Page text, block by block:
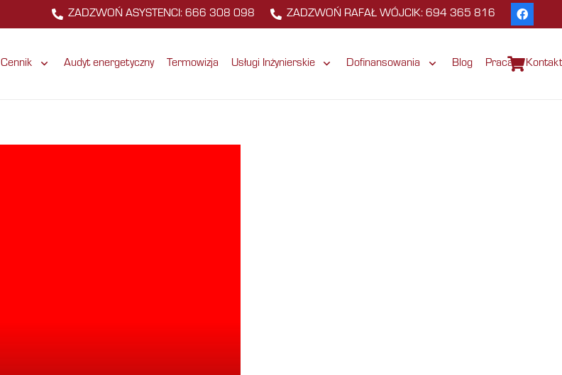
ZADZWOŃ ASYSTENCI: 666 308 098 ZADZWOŃ RAFAŁ WÓJCIK: 694 365 816
Cennik Audyt energetyczny Termowizja Usługi Inżynierskie Dofinansowania Blog Praca Kontakt